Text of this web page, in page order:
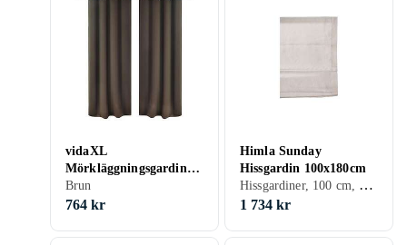
vidaXL
Mörkläggningsgardiner
med metallringar 2 st
135 x 245 cm brun
Brun
764 kr
Himla Sunday
Hissgardin 100x180cm
Hissgardiner, 100 cm, 180 cm, Grå, Brun, Creme/Beige
1 734 kr